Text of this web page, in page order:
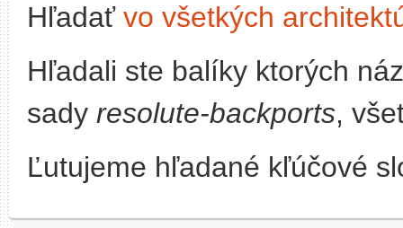
Hľadať vo všetkých
Hľadali ste balíky ktorých
sady resolute-backports,
Ľutujeme hľadané kľúčové